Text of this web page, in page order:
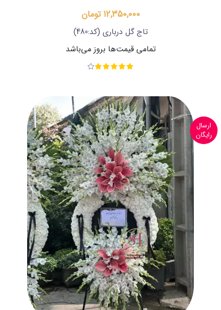
12,350,000 تومان
تاج گل درباری (کد:480)
تمامی قیمت‌ها بروز می‌باشد
ارسال
رایگان